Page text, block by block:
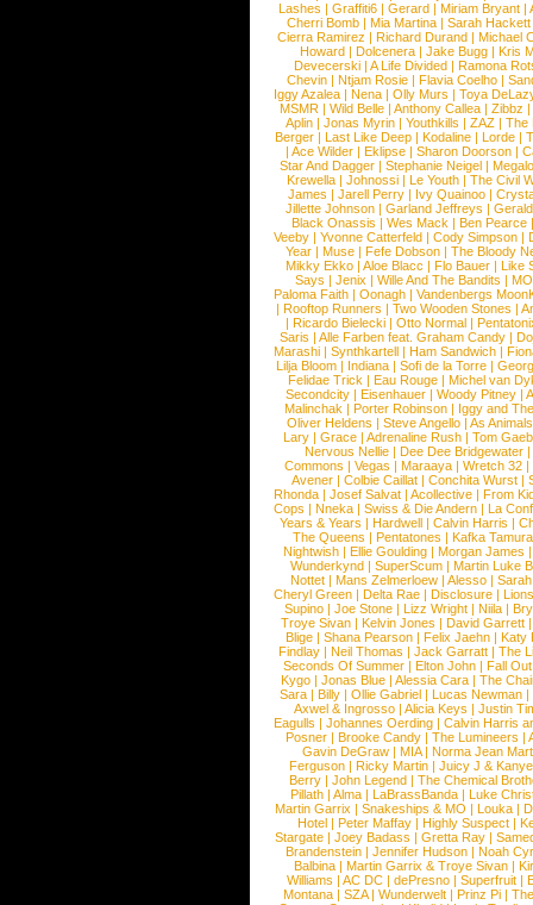
Lashes |Graffiti6 |Gerard |Miriam Bryant |
Cherri Bomb | Mia Martina | Sarah Hackett
Cierra Ramirez | Richard Durand | Michael
Howard |Dolcenera |Jake Bugg |Kris
Devecerski |A Life Divided |Ramona
Chevin |Ntjam Rosie |Flavia Coelho |
Iggy Azalea | Nena | Olly Murs | Toya
MSMR |Wild Belle |Anthony Callea |Zibbz
Aplin | Jonas Myrin | Youthkills | ZAZ | The
Berger |Last Like Deep |Kodaline |Lorde |
|Ace Wilder |Eklipse |Sharon Doorson |
Star And Dagger | Stephanie Neigel |
Krewella | Johnossi | Le Youth | The Civil
James | Jarell Perry | Ivy Quainoo |
Jillette Johnson | Garland Jeffreys |
Black Onassis | Wes Mack | Ben Pearce
Veeby | Yvonne Catterfeld | Cody Simpson |
Year |Muse |Fefe Dobson |The Bloody
Mikky Ekko | Aloe Blacc | Flo Bauer | Like
Says | Jenix | Wille And The Bandits | MO
Paloma Faith |Oonagh |Vandenbergs
|Rooftop Runners |Two Wooden Stones |
| Ricardo Bielecki | Otto Normal |
Saris | Alle Farben feat. Graham Candy |
Marashi | Synthkartell | Ham Sandwich |
Lilja Bloom | Indiana | Sofi de la Torre |
Felidae Trick | Eau Rouge | Michel van
Secondcity |Eisenhauer |Woody Pitney |
Malinchak |Porter Robinson | Iggy and
Oliver Heldens |Steve Angello |As Animals
Lary | Grace | Adrenaline Rush | Tom
Nervous Nellie | Dee Dee Bridgewater |
Commons |Vegas |Maraaya |Wretch 32 |
Avener | Colbie Caillat | Conchita Wurst |
Rhonda | Josef Salvat | Acollective | From
Cops | Nneka | Swiss & Die Andern | La
Years & Years |Hardwell |Calvin Harris |
The Queens | Pentatones | Kafka Tamura
Nightwish |Ellie Goulding |Morgan James
Wunderkynd | SuperScum | Martin Luke
Nottet |Mans Zelmerloew |Alesso |
Cheryl Green |Delta Rae |Disclosure |
Supino |Joe Stone |Lizz Wright |Niila |
Troye Sivan | Kelvin Jones | David Garrett
Blige | Shana Pearson | Felix Jaehn | Katy
Findlay |Neil Thomas |Jack Garratt |The
Seconds Of Summer |Elton John |Fall
Kygo |Jonas Blue |Alessia Cara |The
Sara |Billy |Ollie Gabriel |Lucas Newman |
Axwel & Ingrosso | Alicia Keys | Justin
Eagulls |Johannes Oerding |Calvin Harris
Posner |Brooke Candy |The Lumineers |
Gavin DeGraw | MIA| Norma Jean
Ferguson | Ricky Martin | Juicy J &
Berry | John Legend | The Chemical
Pillath |Alma |LaBrassBanda |Luke
Martin Garrix | Snakeships & MO | Louka |
Hotel | Peter Maffay | Highly Suspect |
Stargate |Joey Badass |Gretta Ray |
Brandenstein |Jennifer Hudson |Noah
Balbina | Martin Garrix & Troye Sivan |
Williams |AC DC |dePresno |Superfruit |
Montana |SZA|Wunderwelt |Prinz Pi |